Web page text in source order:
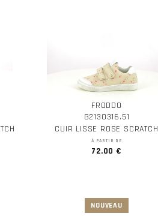
FRODDO
G2130316.51
CUIR LISSE ROSE SCRATCH
À PARTIR DE
72.00 €